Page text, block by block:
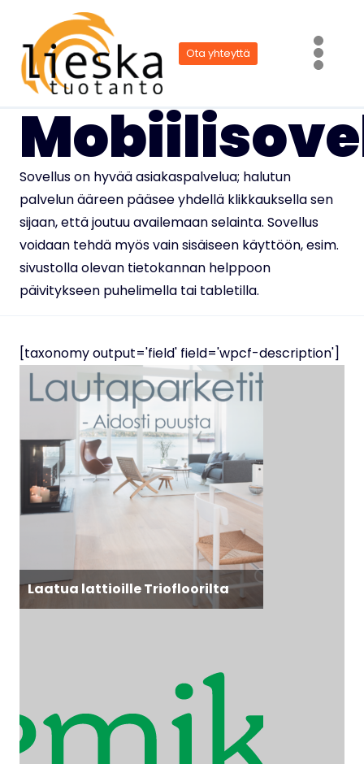
sisältöön
Ota yhteyttä
Sovellus on hyvää asiakaspalvelua; halutun
palvelun ääreen pääsee yhdellä klikkauksella sen
sijaan, että joutuu availemaan selainta. Sovellus
voidaan tehdä myös vain sisäiseen käyttöön, esim.
sivustolla olevan tietokannan helppoon
päivitykseen puhelimella tai tabletilla.
[taxonomy output='field' field='wpcf-description']
Laatua lattioille Triofloorilta